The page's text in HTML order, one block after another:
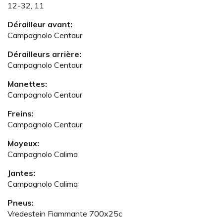
12-32, 11
Dérailleur avant:
Campagnolo Centaur
Dérailleurs arrière:
Campagnolo Centaur
Manettes:
Campagnolo Centaur
Freins:
Campagnolo Centaur
Moyeux:
Campagnolo Calima
Jantes:
Campagnolo Calima
Pneus:
Vredestein Fiammante 700x25c